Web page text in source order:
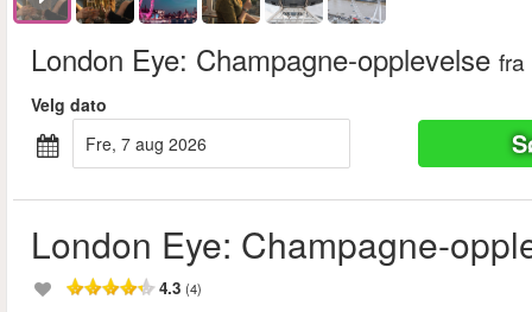
London Eye: Champagne-opplevelse fra
Velg dato
fre, 7 aug 2026
London Eye: Champagne-
4.3 (4)